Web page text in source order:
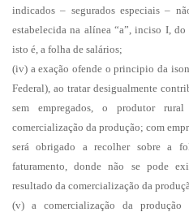
indicados – segurados especiais –
estabelecida na alínea “a”, inciso I,
isto é, a folha de salários;
(iv) a exação ofende o principio da
Federal), ao tratar desigualmente
sem empregados, o produtor
comercialização da produção; com
será obrigado a recolher sobre a
faturamento, donde não se pode
resultado da comercialização da
(v) a comercialização da